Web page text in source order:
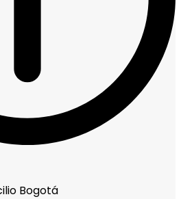
Bogotá